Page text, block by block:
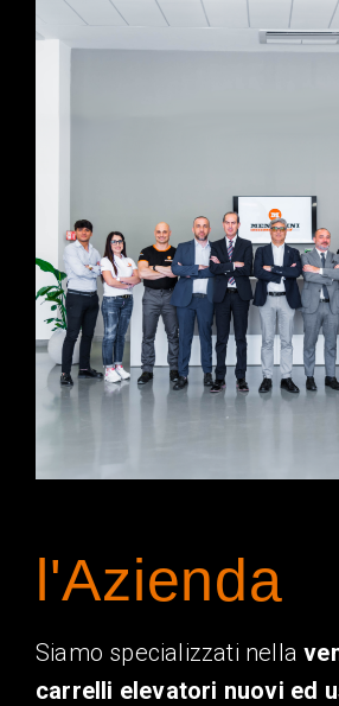
l'Azienda
Siamo specializzati nella
carrelli elevatori nuovi ed